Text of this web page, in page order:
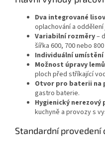
Dva integrované
oplachování a
Variabilní rozměry–
šířka 600, 700 nebo
Individuální umístění
Možnost úpravy lemů
ploch před stříkající
Otvor pro baterii na
gastro baterie.
Hygienický nerezový
kuchyně a provozy s
Standardní provedení